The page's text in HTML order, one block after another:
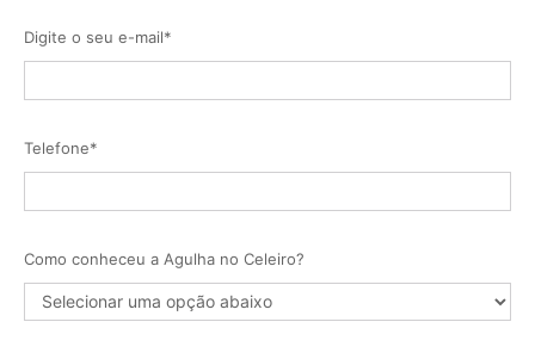
Digite o seu e-mail*
Telefone*
Como conheceu a Agulha no Celeiro?